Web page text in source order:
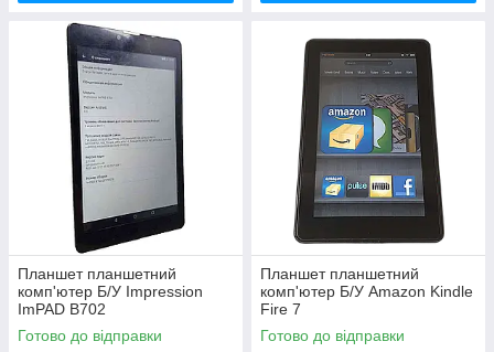
Планшет планшетний
комп'ютер Б/У Impression
ImPAD B702
Готово до відправки
Планшет планшетний
комп'ютер Б/У Amazon Kindle
Fire 7
Готово до відправки